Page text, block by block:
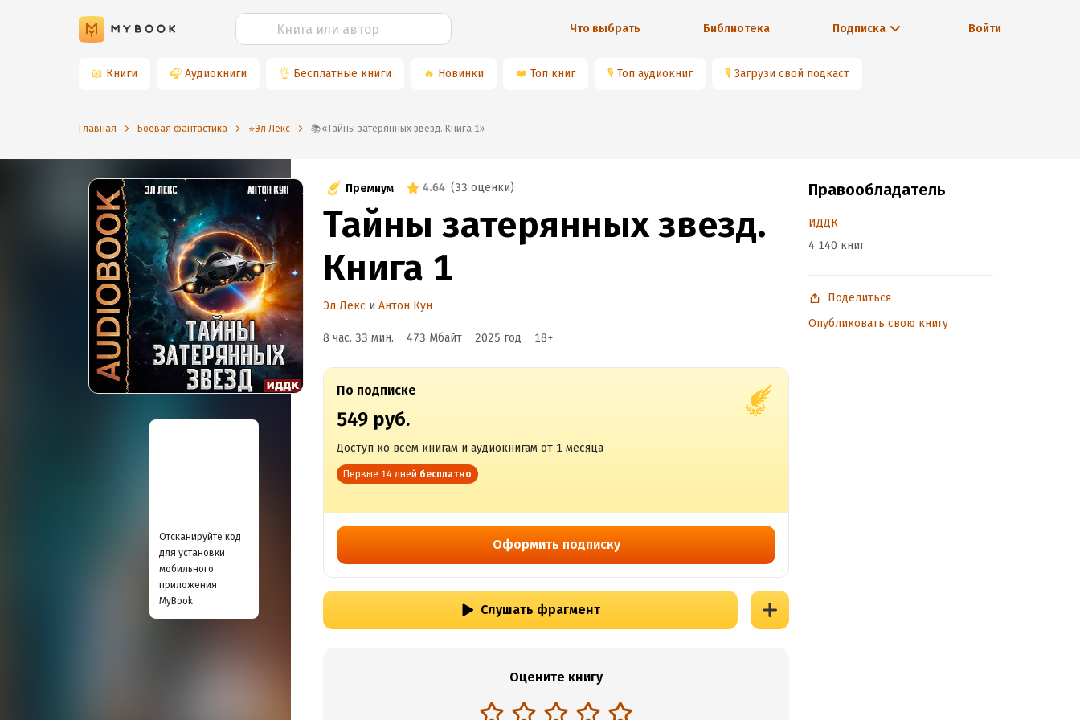
Что выбрать Библиотека Подписка Войти
📖 Книги 🎧 Аудиокниги 👌 Бесплатные книги 🔥 Новинки ❤️ Топ книг 🎙 Топ аудиокниг 🎙 Загрузи свой подкаст
Главная Боевая фантастика ⭐️Эл Лекс 📚«Тайны затерянных звезд. Книга 1»
Отсканируйте код
для установки
мобильного
приложения
MyBook
Премиум 4.64 (33 оценки)
Тайны затерянных звезд.
Книга 1
Эл Лекс и Антон Кун
8 час. 33 мин. 473 Мбайт 2025 год 18+
По подписке
549 руб.
Доступ ко всем книгам и аудиокнигам от 1 месяца
Первые 14 дней бесплатно
Оформить подписку
Слушать фрагмент
Оцените книгу
Правообладатель
ИДДК
4 140 книг
Поделиться
Опубликовать свою книгу